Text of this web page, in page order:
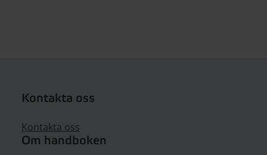
Kontakta oss
Kontakta oss
Om handboken